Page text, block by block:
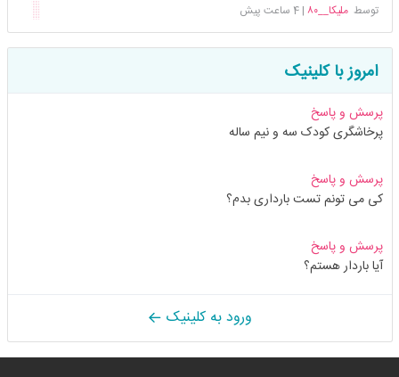
توسطملیکا__۸۰ |4 ساعت پیش
امروز با کلینیک
پرسش و پاسخ
پرخاشگری کودک سه و نیم ساله
پرسش و پاسخ
کی می تونم تست بارداری بدم؟
پرسش و پاسخ
آیا باردار هستم؟
ورود به کلینیک